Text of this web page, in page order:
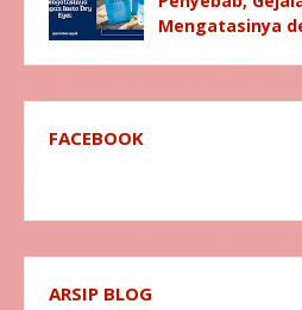
Mengatasinya
FACEBOOK
ARSIP BLOG